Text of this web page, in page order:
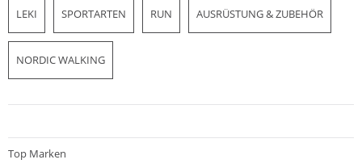
LEKI SPORTARTEN RUN AUSRÜSTUNG & ZUBEHÖR
NORDIC WALKING
Top Marken